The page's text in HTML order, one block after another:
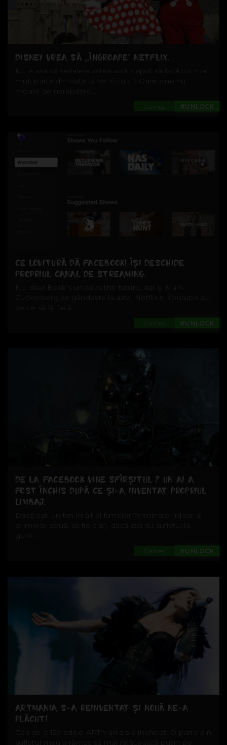
DISNEY VREA SĂ „ÎNGROAPE” NETFLIX.
Nu e așa că serialele astea au început să facă tot mai
mult parte din viața ta de zi cu zi? Oare cine nu
moare de nerăbdare...
#UNLOCK
Games
CE LOVITURĂ DĂ FACEBOOK! ÎȘI DESCHIDE
PROPRIUL CANAL DE STREAMING.
Nu doar Beck’s unlocks the future, dar și Mark
Zuckerberg se gândește la asta. Netflix și Youtube au
de ce să își facă...
#UNLOCK
Games
DE LA FACEBOOK VINE SFÎRȘITUL ? UN AI A
FOST ÎNCHIS DUPĂ CE ȘI-A INVENTAT PROPRIUL
LIMBAJ.
Dacă ești un fan înrăit al filmelor Terminator (doar al
primelor două, să fie clar), dacă stai cu sufletul la
gură...
#UNLOCK
Games
ARTMANIA S-A REINVENTAT ȘI NOUĂ NE-A
PLĂCUT!
Cea de-a 12a ediție ARTmania s-a încheiat! O parte din
sufletul meu a rămas să mai rătăcească puțin pe